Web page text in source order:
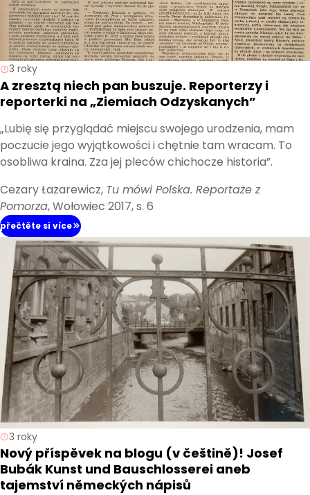
3 roky
A zresztą niech pan buszuje. Reporterzy i
reporterki na „Ziemiach Odzyskanych”
„Lubię się przyglądać miejscu swojego urodzenia, mam
poczucie jego wyjątkowości i chętnie tam wracam. To
osobliwa kraina. Zza jej pleców chichocze historia”.
Cezary Łazarewicz, Tu mówi Polska. Reportaże z
Pomorza, Wołowiec 2017, s. 6
přečtěte si více
3 roky
Nový příspěvek na blogu (v češtině)! Josef
Bubák Kunst und Bauschlosserei aneb
tajemství německých nápisů